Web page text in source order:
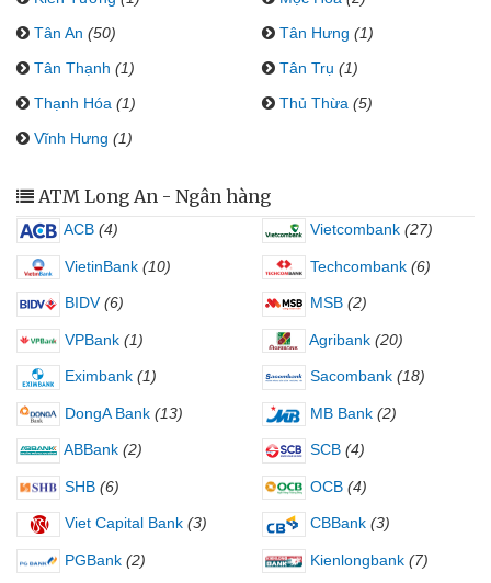
Tân An (50) Tân Hưng (1)
Tân Thạnh (1) Tân Trụ (1)
Thạnh Hóa (1) Thủ Thừa (5)
Vĩnh Hưng (1)
ATM Long An - Ngân hàng
ACB (4) Vietcombank (27)
VietinBank (10) Techcombank (6)
BIDV (6) MSB (2)
VPBank (1) Agribank (20)
Eximbank (1) Sacombank (18)
DongA Bank (13) MB Bank (2)
ABBank (2) SCB (4)
SHB (6) OCB (4)
Viet Capital Bank (3) CBBank (3)
PGBank (2) Kienlongbank (7)